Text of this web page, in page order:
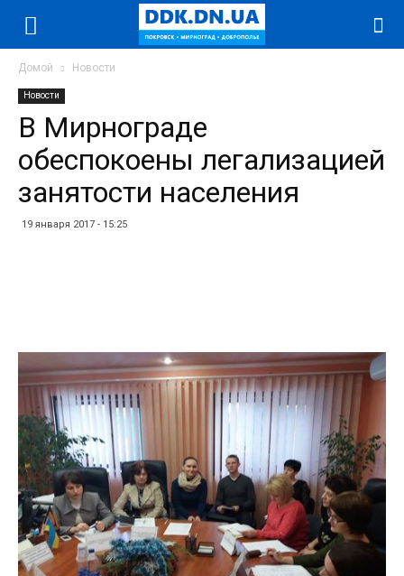
Домой Новости
Новости
В Мирнограде
обеспокоены легализацией
занятости населения
19 января 2017 - 15:25